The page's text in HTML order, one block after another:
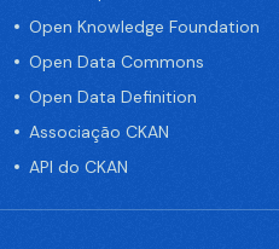
Open Knowledge Foundation
Open Data Commons
Open Data Definition
Associação CKAN
API do CKAN